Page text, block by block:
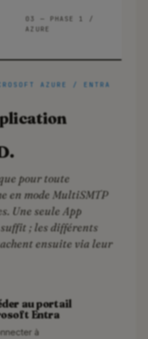
03 — PHASE 1 /
AZURE
AZURE / ENTRA
pour toute
en mode MultiSMTP
Une seule App
; les différents
ensuite via leur
au portail
Entra
à